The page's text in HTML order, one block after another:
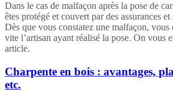
Dans le cas de malfaçon après la pose de
êtes protégé et couvert par des assurances
Dès que vous constatez une malfaçon, vous
vite l’artisan ayant réalisé la pose. On vous
article.
Charpente en bois : avantages,
etc.